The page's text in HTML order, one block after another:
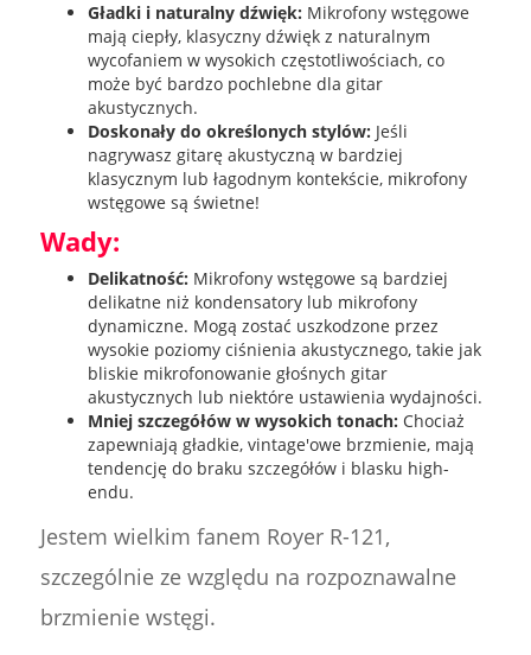
Gładki i naturalny dźwięk: Mikrofony wstęgowe
mają ciepły, klasyczny dźwięk z naturalnym
wycofaniem w wysokich częstotliwościach, co
może być bardzo pochlebne dla gitar
akustycznych.
Doskonały do określonych stylów: Jeśli
nagrywasz gitarę akustyczną w bardziej
klasycznym lub łagodnym kontekście, mikrofony
wstęgowe są świetne!
Wady:
Delikatność: Mikrofony wstęgowe są bardziej
delikatne niż kondensatory lub mikrofony
dynamiczne. Mogą zostać uszkodzone przez
wysokie poziomy ciśnienia akustycznego, takie jak
bliskie mikrofonowanie głośnych gitar
akustycznych lub niektóre ustawienia wydajności.
Mniej szczegółów w wysokich tonach: Chociaż
zapewniają gładkie, vintage'owe brzmienie, mają
tendencję do braku szczegółów i blasku high-
endu.
Jestem wielkim fanem Royer R-121,
szczególnie ze względu na rozpoznawalne
brzmienie wstęgi.